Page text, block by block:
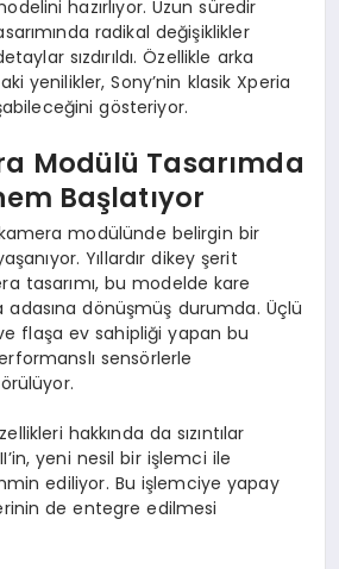
hazırlıyor. Uzun süredir
radikal değişiklikler
sızdırıldı. Özellikle arka
yenilikler, Sony’nin klasik Xperia
gösteriyor.
Modülü Tasarımda
Başlatıyor
kamera modülünde belirgin bir
Yıllardır dikey şerit
tasarımı, bu modelde kare
dönüşmüş durumda. Üçlü
flaşa ev sahipliği yapan bu
sensörlerle
hakkında da sızıntılar
yeni nesil bir işlemci ile
ediliyor. Bu işlemciye yapay
de entegre edilmesi